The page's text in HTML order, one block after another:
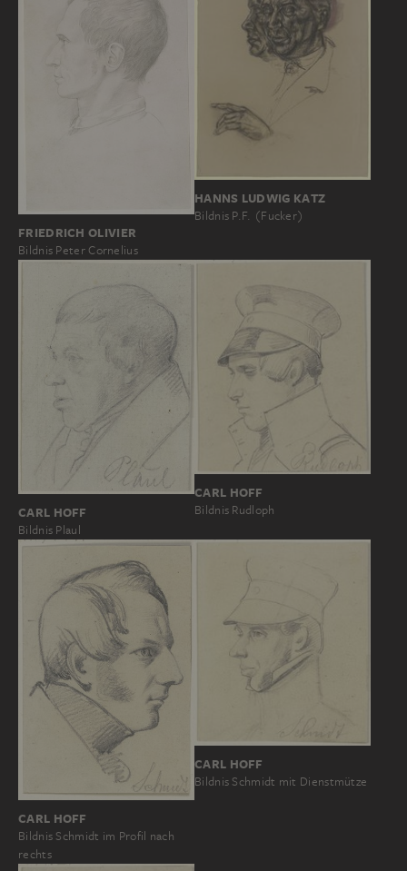
FRIEDRICH OLIVIER
Bildnis Peter Cornelius
HANNS LUDWIG KATZ
Bildnis P.F. (Fucker)
CARL HOFF
Bildnis Plaul
CARL HOFF
Bildnis Rudloph
CARL HOFF
Bildnis Schmidt im Profil nach
rechts
CARL HOFF
Bildnis Schmidt mit Dienstmütze